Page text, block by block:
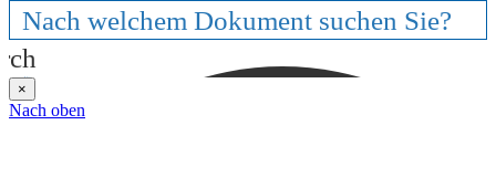
×
Nach oben